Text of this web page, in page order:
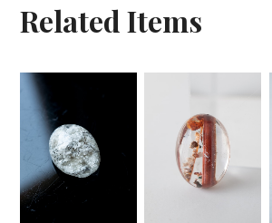
Related Items